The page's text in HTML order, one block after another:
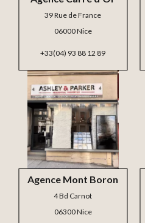
39 Rue de France
06000 Nice
+33(04) 93 88 12 89
Agence Mont Boron
4 Bd Carnot
06300 Nice